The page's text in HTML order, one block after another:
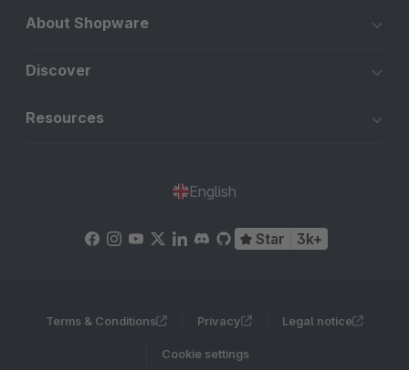
About Shopware
Discover
Resources
English
Star 3k+
Terms & Conditions Privacy Legal notice
Cookie settings